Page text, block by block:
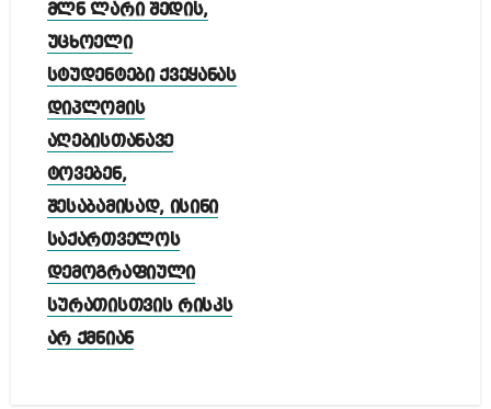
მლნ ლარი შედის,
უცხოელი
სტუდენტები ქვეყანას
დიპლომის
აღებისთანავე
ტოვებენ,
შესაბამისად, ისინი
საქართველოს
დემოგრაფიული
სურათისთვის რისკს
არ ქმნიან